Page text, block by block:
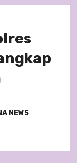
NEWS